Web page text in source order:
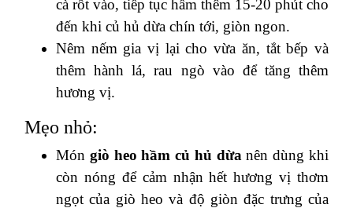
cà rốt vào, tiếp tục hầm thêm 15-20 phút cho
đến khi củ hủ dừa chín tới, giòn ngon.
Nêm nếm gia vị lại cho vừa ăn, tắt bếp và
thêm hành lá, rau ngò vào để tăng thêm
hương vị.
Mẹo nhỏ:
Món giò heo hầm củ hủ dừa nên dùng khi
còn nóng để cảm nhận hết hương vị thơm
ngọt của giò heo và độ giòn đặc trưng của